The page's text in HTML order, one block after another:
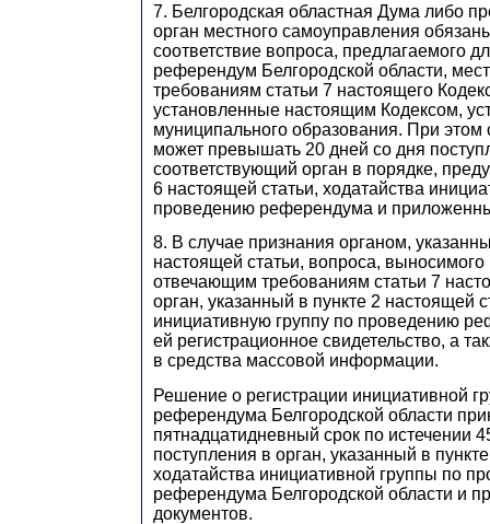
7. Белгородская областная Дума либо
орган местного самоуправления
соответствие вопроса, предлагаемого
референдум Белгородской области,
требованиям статьи 7 настоящего
установленные настоящим Кодексом,
муниципального образования. При этом
может превышать 20 дней со дня
соответствующий орган в порядке,
6 настоящей статьи, ходатайства
проведению референдума и
8. В случае признания органом,
настоящей статьи, вопроса,
отвечающим требованиям статьи 7
орган, указанный в пункте 2 настоящей
инициативную группу по проведению
ей регистрационное свидетельство, а
в средства массовой информации.
Решение о регистрации инициативной
референдума Белгородской области
пятнадцатидневный срок по истечении
поступления в орган, указанный в
ходатайства инициативной группы по
референдума Белгородской области и
документов.